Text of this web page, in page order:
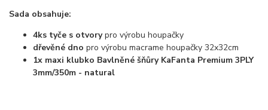
Sada obsahuje:
4ks tyče s otvorypro výrobu houpačky
dřevěné dno pro výrobu macrame houpačky 32x32cm
1x maxi klubko Bavlněné šňůry KaFanta Premium 3PLY
3mm/350m - natural